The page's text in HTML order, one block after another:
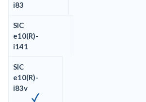
i83
SIC
e10(R)-
i141
SIC
e10(R)-
i83v